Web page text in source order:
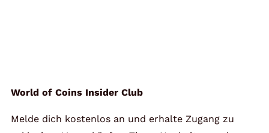
World of Coins Insider Club
Melde dich kostenlos an und erhalte Zugang zu